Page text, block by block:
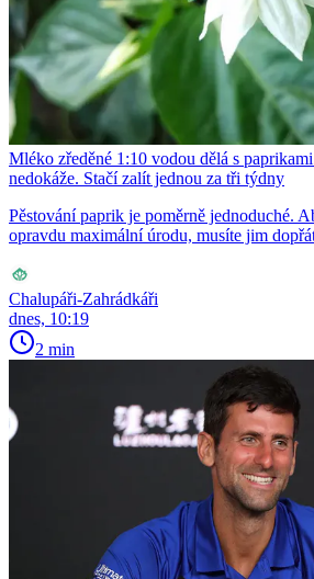
Mléko zředěné 1:10 vodou dělá s
nedokáže. Stačí zalít jednou za tři týdny
Pěstování paprik je poměrně jednoduché.
opravdu maximální úrodu, musíte jim
Chalupáři-Zahrádkáři
dnes, 10:19
2 min